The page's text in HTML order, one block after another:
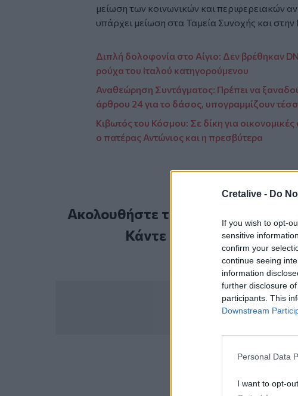
Cretalive - Do
If you wish to opt-
sensitive
confirm your
continue seeing
information
further disclosure
participants. This
Downstream
Personal Data
I want to opt-
μείωση των κοινωνικών και περιφερειακών
υπάρχει μείωση στα Ταμεία Συνοχής και στην
Διπλή δολοφονία στο Αίγιο: Δεν βρέθηκαν
ρούχα του Ιταλού κατηγορούμενου
Αναθεώρηση Συντάγματος: Πρέπει να
άρθρου 24 για το δάσος, υπογραμμίζουν
Κιβωτός του Κόσμου: Σε δίκη για
ο πατέρας Αντώνιος και η πρεσβύτερα
Ακολουθήστε το Cretalive στο
Κάντε εγγραφή στο
ΠΑΣΟΚ
Νίκος